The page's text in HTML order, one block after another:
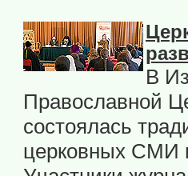
В
Православной
состоялась
церковных СМИ